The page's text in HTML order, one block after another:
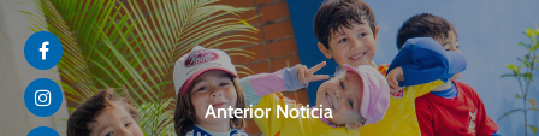
Anterior Noticia